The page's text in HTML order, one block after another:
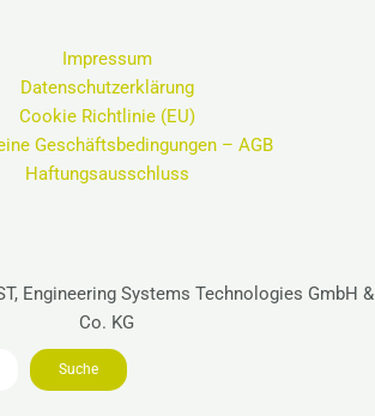
Impressum
Datenschutzerklärung
Cookie Richtlinie (EU)
Geschäftsbedingungen – AGB
Haftungsausschluss
Engineering Systems Technologies GmbH &
Co. KG
Suche